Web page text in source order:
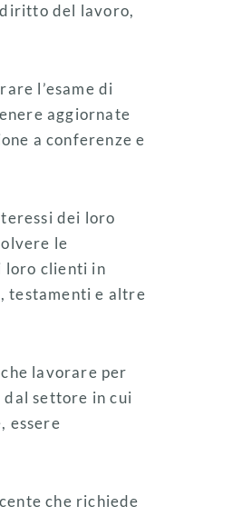
del lavoro,
l’esame di
aggiornate
a conferenze e
dei loro
le
loro clienti in
testamenti e altre
lavorare per
dal settore in cui
essere
che richiede